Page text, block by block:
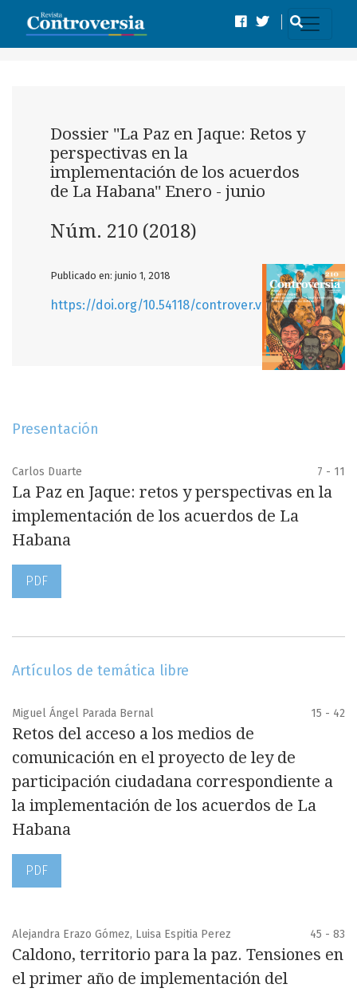
Núm. 210 (2018): Dossier "La Paz en Jaque: Retos y
Dossier "La Paz en Jaque: Retos y
perspectivas en la
implementación de los acuerdos
de La Habana" Enero - junio
Núm. 210 (2018)
Publicado en: junio 1, 2018
https://doi.org/10.54118/controver.vi210
Presentación
Carlos Duarte 7 - 11
La Paz en Jaque: retos y perspectivas en la
implementación de los acuerdos de La
Habana
PDF
Artículos de temática libre
Miguel Ángel Parada Bernal 15 - 42
Retos del acceso a los medios de
comunicación en el proyecto de ley de
participación ciudadana correspondiente a
la implementación de los acuerdos de La
Habana
PDF
Alejandra Erazo Gómez, Luisa Espitia Perez 45 - 83
Caldono, territorio para la paz. Tensiones en
el primer año de implementación del